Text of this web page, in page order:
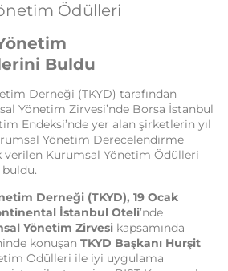
Ödülleri
Buldu
Derneği (TKYD) tarafından
Yönetim Zirvesi’nde Borsa İstanbul
Endeksi’nde yer alan şirketlerin yıl
Yönetim Derecelendirme
verilen Kurumsal Yönetim Ödülleri
Derneği (TKYD), 19 Ocak
İstanbul Oteli’nde
Yönetim Zirvesi kapsamında
konuşan TKYD Başkanı Hurşit
Ödülleri ile iyi uygulama